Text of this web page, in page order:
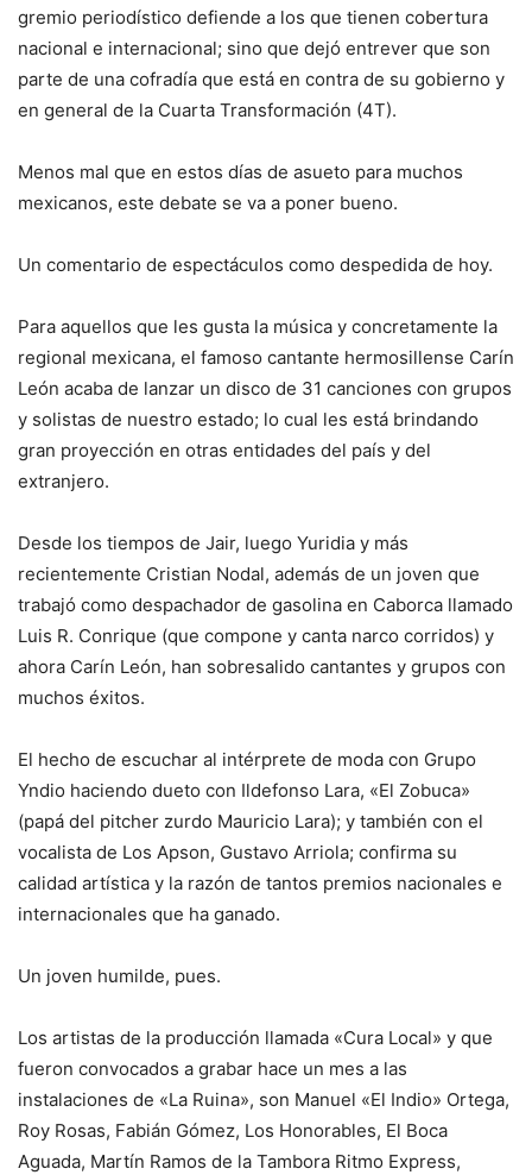
gremio periodístico defiende a los que tienen cobertura
nacional e internacional; sino que dejó entrever que son
parte de una cofradía que está en contra de su gobierno y
en general de la Cuarta Transformación (4T).
Menos mal que en estos días de asueto para muchos
mexicanos, este debate se va a poner bueno.
Un comentario de espectáculos como despedida de hoy.
Para aquellos que les gusta la música y concretamente la
regional mexicana, el famoso cantante hermosillense Carín
León acaba de lanzar un disco de 31 canciones con grupos
y solistas de nuestro estado; lo cual les está brindando
gran proyección en otras entidades del país y del
extranjero.
Desde los tiempos de Jair, luego Yuridia y más
recientemente Cristian Nodal, además de un joven que
trabajó como despachador de gasolina en Caborca llamado
Luis R. Conrique (que compone y canta narco corridos) y
ahora Carín León, han sobresalido cantantes y grupos con
muchos éxitos.
El hecho de escuchar al intérprete de moda con Grupo
Yndio haciendo dueto con Ildefonso Lara, «El Zobuca»
(papá del pitcher zurdo Mauricio Lara); y también con el
vocalista de Los Apson, Gustavo Arriola; confirma su
calidad artística y la razón de tantos premios nacionales e
internacionales que ha ganado.
Un joven humilde, pues.
Los artistas de la producción llamada «Cura Local» y que
fueron convocados a grabar hace un mes a las
instalaciones de «La Ruina», son Manuel «El Indio» Ortega,
Roy Rosas, Fabián Gómez, Los Honorables, El Boca
Aguada, Martín Ramos de la Tambora Ritmo Express,